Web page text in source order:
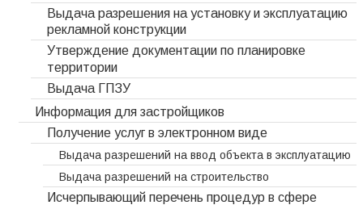
Выдача разрешения на установку и эксплуатацию
рекламной конструкции
Утверждение документации по планировке
территории
Выдача ГПЗУ
Информация для застройщиков
Получение услуг в электронном виде
Выдача разрешений на ввод объекта в эксплуатацию
Выдача разрешений на строительство
Исчерпывающий перечень процедур в сфере